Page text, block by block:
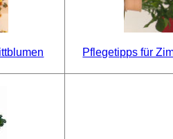
Pflegetipps für